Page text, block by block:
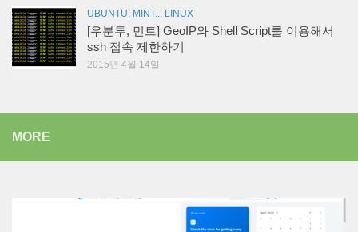
UBUNTU, MINT... LINUX
[우분투, 민트] GeoIP와 Shell Script를 이용해서
ssh 접속 제한하기
2015년 4월 14일
MORE